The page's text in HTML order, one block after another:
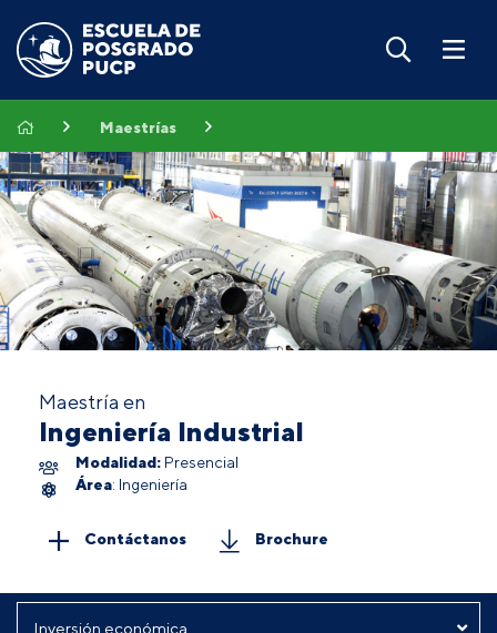
Maestrías
Maestría en
Ingeniería Industrial
Modalidad: Presencial
Área: Ingeniería
Contáctanos Brochure